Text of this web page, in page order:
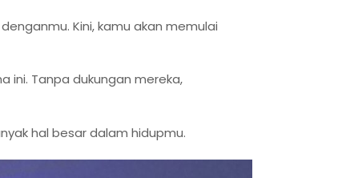
Kini, kamu akan memulai
ini. Tanpa dukungan mereka,
hal besar dalam hidupmu.